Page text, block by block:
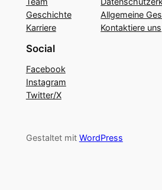
Geschichte
Karriere
Allgemeine
Kontaktiere uns
Social
Facebook
Instagram
Twitter/X
Gestaltet mit WordPress